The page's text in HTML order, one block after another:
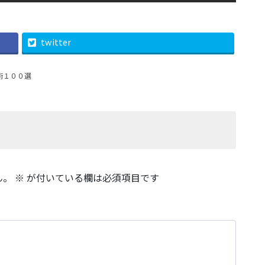
twitter
１００選
※ が付いている欄は必須項目です